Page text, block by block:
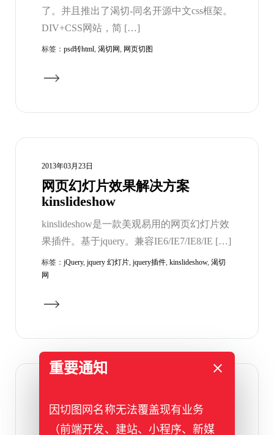
了。并且推出了渴切-同名开源中文css框架。
DIV+CSS网站，简 […]
标签： psd转html, 渴切网, 网页切图
2013年03月23日
网页幻灯片效果解决方案
kinslideshow
kinslideshow是一款美观易用的网页幻灯片效
果插件。基于jquery。兼容IE6/IE7/IE8/IE […]
标签： jQuery, jquery 幻灯片, jquery插件, kinslideshow, 渴切
网
邮件模板怎么做？
重要通知
因切图网名称无法覆盖现有业务
（前端开发、建站、小程序、新媒